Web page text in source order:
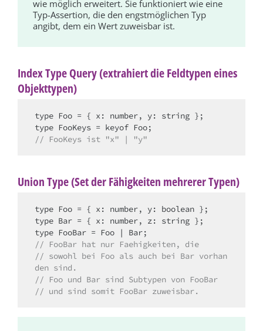
wie möglich erweitert. Sie funktioniert wie eine
Typ-Assertion, die den engstmöglichen Typ
angibt, dem ein Wert zuweisbar ist.
Index Type Query (extrahiert die Feldtypen eines
Objekttypen)
type Foo = { x: number, y: string };
// FooKeys ist "x" | "y"
Union Type (Set der Fähigkeiten mehrerer Typen)
type Foo = { x: number, y: boolean };
type Bar = { x: number, z: string };
// FooBar hat nur Faehigkeiten, die
// sowohl bei Foo als auch bei Bar vorhan
den sind.
// Foo und Bar sind Subtypen von FooBar
// und sind somit FooBar zuweisbar.